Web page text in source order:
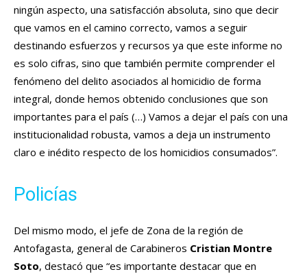
ningún aspecto, una satisfacción absoluta, sino que decir
que vamos en el camino correcto, vamos a seguir
destinando esfuerzos y recursos ya que este informe no
es solo cifras, sino que también permite comprender el
fenómeno del delito asociados al homicidio de forma
integral, donde hemos obtenido conclusiones que son
importantes para el país (…) Vamos a dejar el país con una
institucionalidad robusta, vamos a deja un instrumento
claro e inédito respecto de los homicidios consumados”.
Policías
Del mismo modo, el jefe de Zona de la región de
Antofagasta, general de Carabineros Cristian Montre
Soto, destacó que “es importante destacar que en